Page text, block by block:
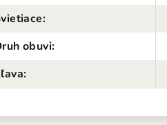
:
obuvi:
: